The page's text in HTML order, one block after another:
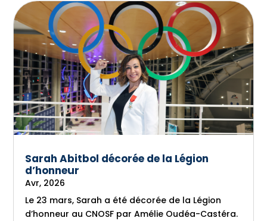
Sarah Abitbol décorée de la Légion
d’honneur
Avr, 2026
Le 23 mars, Sarah a été décorée de la Légion
d’honneur au CNOSF par Amélie Oudéa-Castéra.